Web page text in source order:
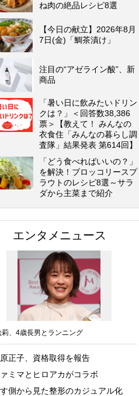
ね肉の絶品レシピ8選
【今日の献立】2026年8月
7日(金)「鯛茶漬け」
注目の“アゼライン酸”、新
商品
「暑い日に飲みたいドリン
クは？」＜回答数38,386
票＞【教えて！ みんなの
衣食住「みんなの暮らし調
査隊」結果発表 第614回】
「どう食べればいいの？」
を解決！ブロッコリースプ
ラウトのレシピ8選～サラ
ダから主菜まで紹介
エンタメニュース
莉、4歳長男とランニング
正子、資格取得を報告
ミマとヒロアカがコラボ
側から見た整形のカジュアル化